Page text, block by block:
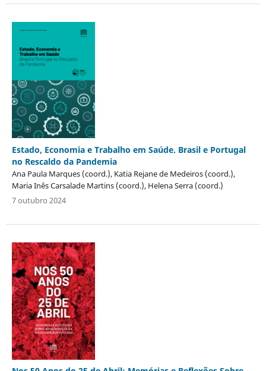
Estado, Economia e Trabalho em Saúde. Brasil e Portugal
no Rescaldo da Pandemia
Ana Paula Marques (coord.), Katia Rejane de Medeiros (coord.),
Maria Inês Carsalade Martins (coord.), Helena Serra (coord.)
7 outubro 2024